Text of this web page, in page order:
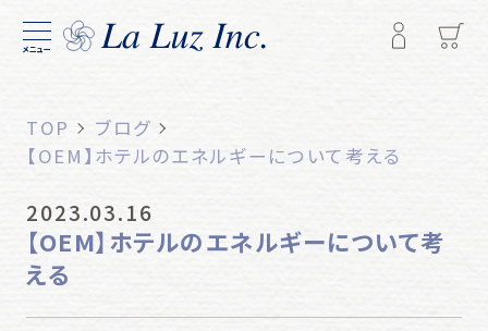
メニュー
TOP
ブログ
【OEM】ホテルのエネルギーについて考える
2023.03.16
【OEM】ホテルのエネルギーについて考
える